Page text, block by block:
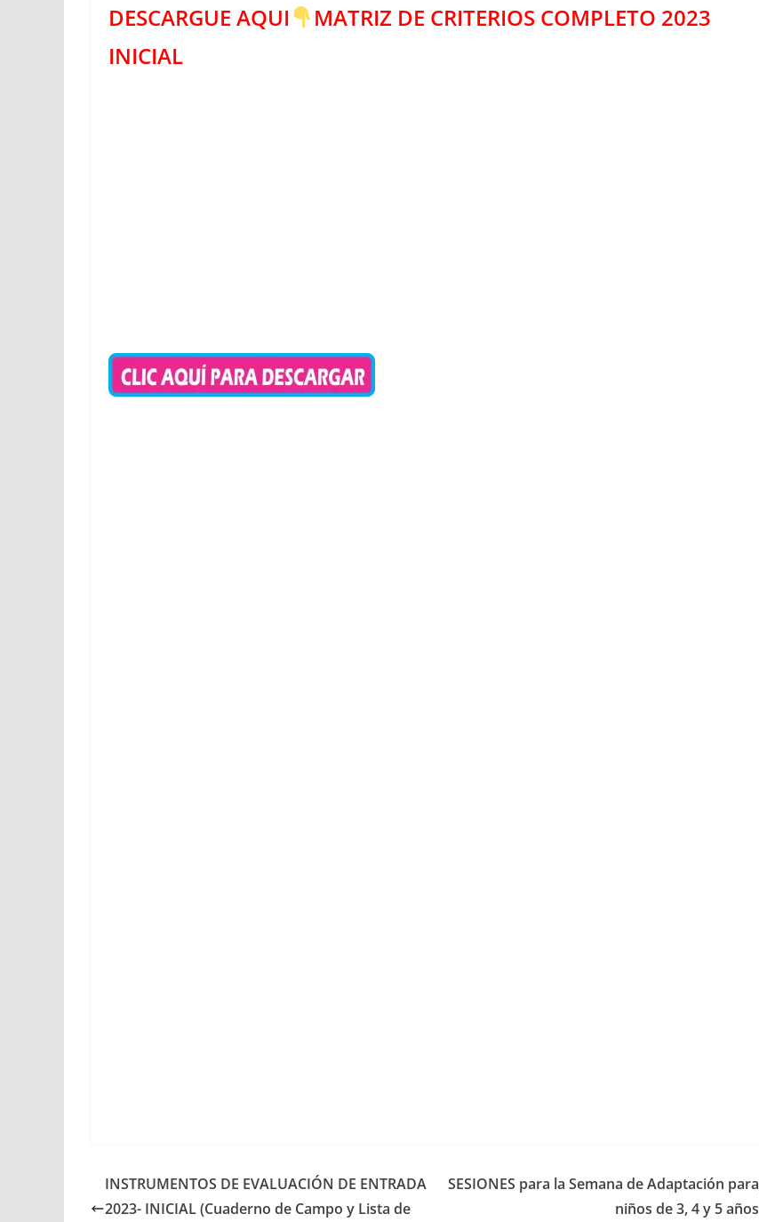
DESCARGUE AQUI
MATRIZ DE CRITERIOS COMPLETO 2023
INICIAL
INSTRUMENTOS DE EVALUACIÓN DE ENTRADA
2023- INICIAL (Cuaderno de Campo y Lista de
SESIONES para la Semana de Adaptación para
niños de 3, 4 y 5 años